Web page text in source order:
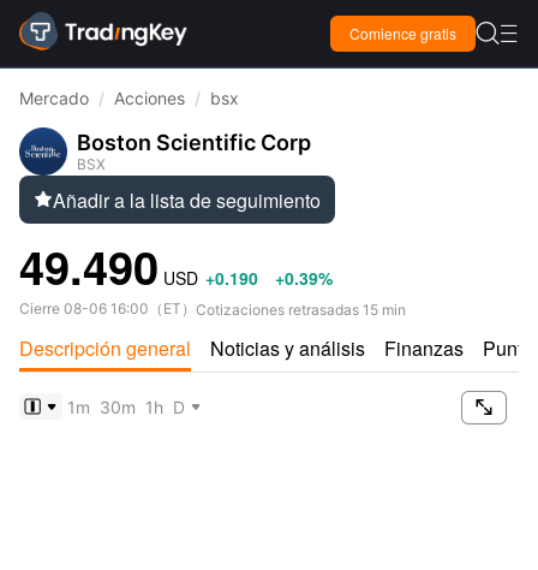
Comience gratis  
Mercado / Acciones / bsx
Boston Scientific Corp
BSX
Añadir a la lista de seguimiento
49.490 USD +0.190 +0.39%
Cierre 08-06 16:00 （ ET ） Cotizaciones retrasadas 15 min
Descripción general Noticias y análisis Finanzas

1m 30m 1h D